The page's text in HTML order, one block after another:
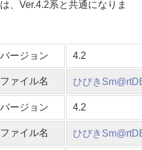
、Ver.4.2系と共通になりま
バージョン 4.2
ファイル名 ひびき
バージョン 4.2
ファイル名 ひびき